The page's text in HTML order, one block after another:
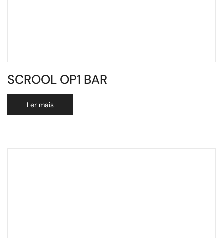
SCROOL OP1 BAR
Ler mais